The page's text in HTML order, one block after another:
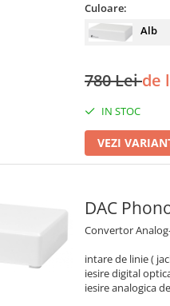
Culoare:
Alb
780 Leide
IN STOC
VEZI
Convertor
intare de linie (
iesire digital
iesire analogica